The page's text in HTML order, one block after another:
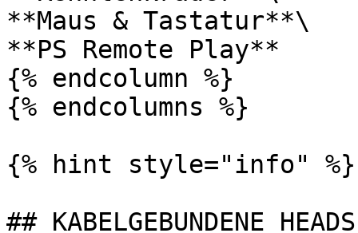
**Maus & Tastatur**\
**PS Remote Play**
{% endcolumn %}
{% endcolumns %}
{% hint style="info" %}
## KABELGEBUNDENE